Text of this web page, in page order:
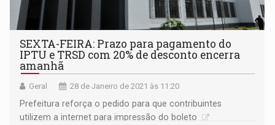
SEXTA-FEIRA: Prazo para pagamento do
IPTU e TRSD com 20% de desconto encerra
amanhã
Geral 28 de Janeiro de 2021 às 11:20
Prefeitura reforça o pedido para que contribuintes
utilizem a internet para impressão do boleto